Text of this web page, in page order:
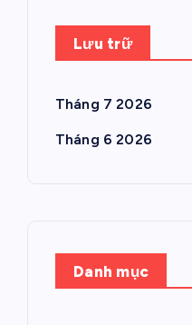
Lưu trữ
Tháng 7 2026
Tháng 6 2026
Danh mục